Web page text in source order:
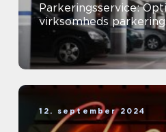
Parkeringsservice:
virksomheds
12. september 2024